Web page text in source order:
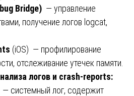
Bridge) — управление
получение логов logcat,
(iOS) — профилирование
отслеживание утечек памяти.
логов и crash-reports:
системный лог, содержит